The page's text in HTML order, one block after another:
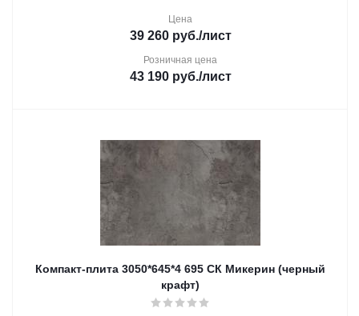
Цена
39 260руб./лист
Розничная цена
43 190руб./лист
Компакт-плита 3050*645*4 695 СК Микерин (черный
крафт)